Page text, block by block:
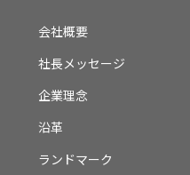
会社概要
社長メッセージ
企業理念
沿革
ランドマーク